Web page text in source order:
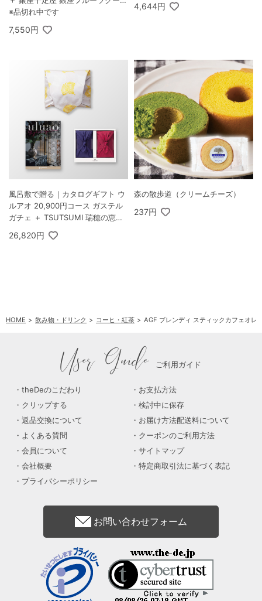
ン 8個入
※品切れ中です
7,550円
4,644円
風呂敷で贈る｜カタログギフト ウ
ルアオ 20,900円コース ガステル
ガチェ ＋ TSUTSUMI 瑞穂の恵み
26,820円
森の散歩道（クリームチーズ）
237円
HOME 飲み物・ドリンク コーヒ・紅茶 AGF ブレンディ スティックカフェオレ
User Guide ご利用ガイド
theDeのこだわり
お支払方法
クリップする
検討中に保存
返品交換について
お届け方法配送料について
よくある質問
クーポンのご利用方法
会員について
サイトマップ
会社概要
特定商取引法に基づく表記
プライバシーポリシー
お問い合わせフォーム